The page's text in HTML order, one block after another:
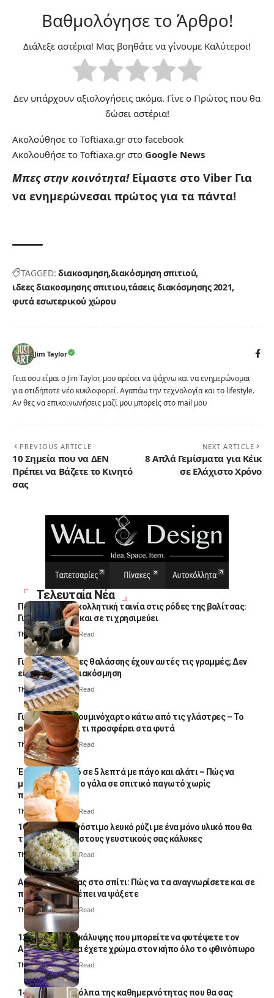
Βαθμολόγησε το Άρθρο!
Διάλεξε αστέρια! Μας βοηθάτε να γίνουμε Καλύτεροι!
Δεν υπάρχουν αξιολογήσεις ακόμα. Γίνε ο Πρώτος που θα
δώσει αστέρια!
Ακολούθησε το Toftiaxa.gr στο facebook
Ακολουθήσε το Toftiaxa.gr στο Google News
Μπες στην κοινότητα! Είμαστε στο Viber Για
να ενημερώνεσαι πρώτος για τα πάντα!
TAGGED: διακοσμησηδιακόσμηση σπιτιού
ιδεες διακοσμησης σπιτιουτάσεις διακόσμησης 2021
φυτά εσωτερικού χώρου
Jim Taylor
Γεια σου είμαι ο Jim Taylor, μου αρέσει να ψάχνω και να ενημερώνομαι
για οτιδήποτε νέο κυκλοφορεί. Αγαπάω την τεχνολογία και το lifestyle.
Αν θες να επικοινωνήσεις μαζί μου μπορείς στο mail μου
PREVIOUS ARTICLE
10 Σημεία που να ΔΕΝ
Πρέπει να Βάζετε το Κινητό
σας
NEXT ARTICLE
8 Απλά Γεμίσματα για Κέικ
σε Ελάχιστο Χρόνο
Τελευταία Νέα
Πολλοί βάζουν κολλητική ταινία στις ρόδες της βαλίτσας:
Γιατί το κάνουν και σε τι χρησιμεύει
Thali Ombre 4 Min Read
Γιατί οι πετσέτες θαλάσσης έχουν αυτές τις γραμμές; Δεν
είναι μόνο για διακόσμηση
Thali Ombre5 Min Read
Γιατί βάζουν αλουμινόχαρτο κάτω από τις γλάστρες – Το
απλό κόλπο και τι προσφέρει στα φυτά
Thali Ombre4 Min Read
Έτοιμο παγωτό σε 5 λεπτά με πάγο και αλάτι – Πώς να
μετατρέψετε το γάλα σε σπιτικό παγωτό χωρίς
παγωτομηχανή
Thali Ombre 4 Min Read
10 φορές ποιο νόστιμο λευκό ρύζι με ένα μόνο υλικό που θα
το απογειώσει στους γευστικούς σας κάλυκες
Thali Ombre4 Min Read
Αυγά κατσαρίδας στο σπίτι: Πώς να τα αναγνωρίσετε και σε
ποια σημεία πρέπει να ψάξετε
Thali Ombre4 Min Read
12 φυτά εδαφοκάλυψης που μπορείτε να φυτέψετε τον
Αύγουστο για να έχετε χρώμα στον κήπο όλο το φθινόπωρο
Thali Ombre7 Min Read
14 πανέξυπνα κόλπα της καθημερινότητας που θα σας